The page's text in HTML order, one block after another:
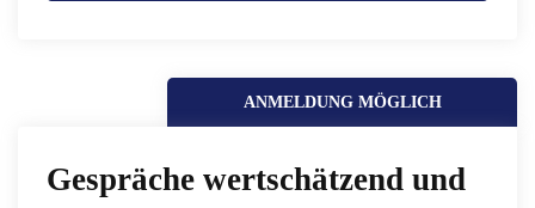
ANMELDUNG MÖGLICH
Gespräche wertschätzend und